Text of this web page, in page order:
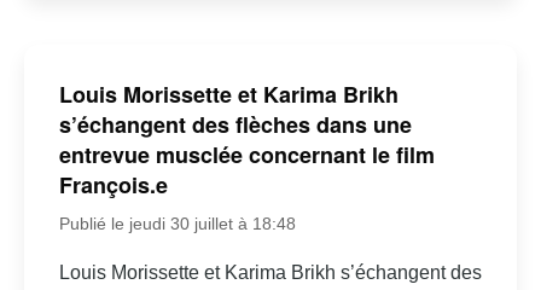
Louis Morissette et Karima Brikh
s’échangent des flèches dans une
entrevue musclée concernant le film
François.e
Publié le jeudi 30 juillet à 18:48
Louis Morissette et Karima Brikh s’échangent des